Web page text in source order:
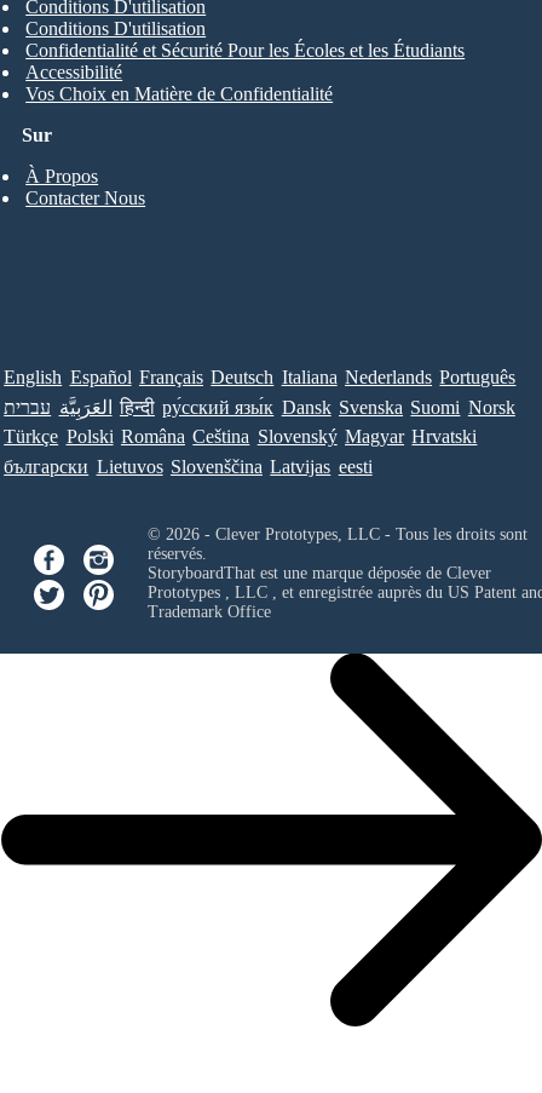
Sur
À Propos
Contacter Nous
Conditions D'utilisation
Conditions D'utilisation
Confidentialité et Sécurité Pour les Écoles et les Étudiants
Accessibilité
Vos Choix en Matière de Confidentialité
English Español Français Deutsch Italiana Nederlands Português
עברית العَرَبِيَّة हिन्दी ру́сский язы́к Dansk Svenska Suomi Norsk
Türkçe Polski Româna Ceština Slovenský Magyar Hrvatski
български Lietuvos Slovenščina Latvijas eesti
© 2026 - Clever Prototypes, LLC - Tous les droits sont
réservés.
StoryboardThat est une marque déposée de Clever
Prototypes , LLC, et enregistrée auprès du US Patent
Trademark Office